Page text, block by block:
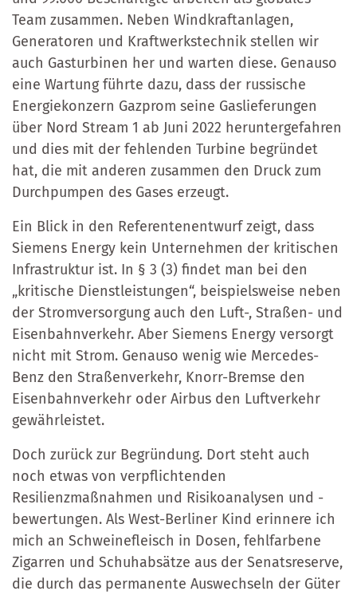
Team zusammen. Neben Windkraftanlagen,
Generatoren und Kraftwerkstechnik stellen wir
auch Gasturbinen her und warten diese. Genauso
eine Wartung führte dazu, dass der russische
Energiekonzern Gazprom seine Gaslieferungen
über Nord Stream 1 ab Juni 2022 heruntergefahren
und dies mit der fehlenden Turbine begründet
hat, die mit anderen zusammen den Druck zum
Durchpumpen des Gases erzeugt.
Ein Blick in den Referentenentwurf zeigt, dass
Siemens Energy kein Unternehmen der kritischen
Infrastruktur ist. In § 3 (3) findet man bei den
„kritische Dienstleistungen“, beispielsweise neben
der Stromversorgung auch den Luft-, Straßen- und
Eisenbahnverkehr. Aber Siemens Energy versorgt
nicht mit Strom. Genauso wenig wie Mercedes-
Benz den Straßenverkehr, Knorr-Bremse den
Eisenbahnverkehr oder Airbus den Luftverkehr
gewährleistet.
Doch zurück zur Begründung. Dort steht auch
noch etwas von verpflichtenden
Resilienzmaßnahmen und Risikoanalysen und -
bewertungen. Als West-Berliner Kind erinnere ich
mich an Schweinefleisch in Dosen, fehlfarbene
Zigarren und Schuhabsätze aus der Senatsreserve,
die durch das permanente Auswechseln der Güter